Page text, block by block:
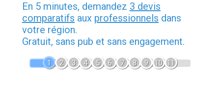
En 5 minutes, demandez 3 devis
comparatifs aux professionnels dans
votre région.
Gratuit, sans pub et sans engagement.
1 2 3 4 5 6 7 8 9 10 11